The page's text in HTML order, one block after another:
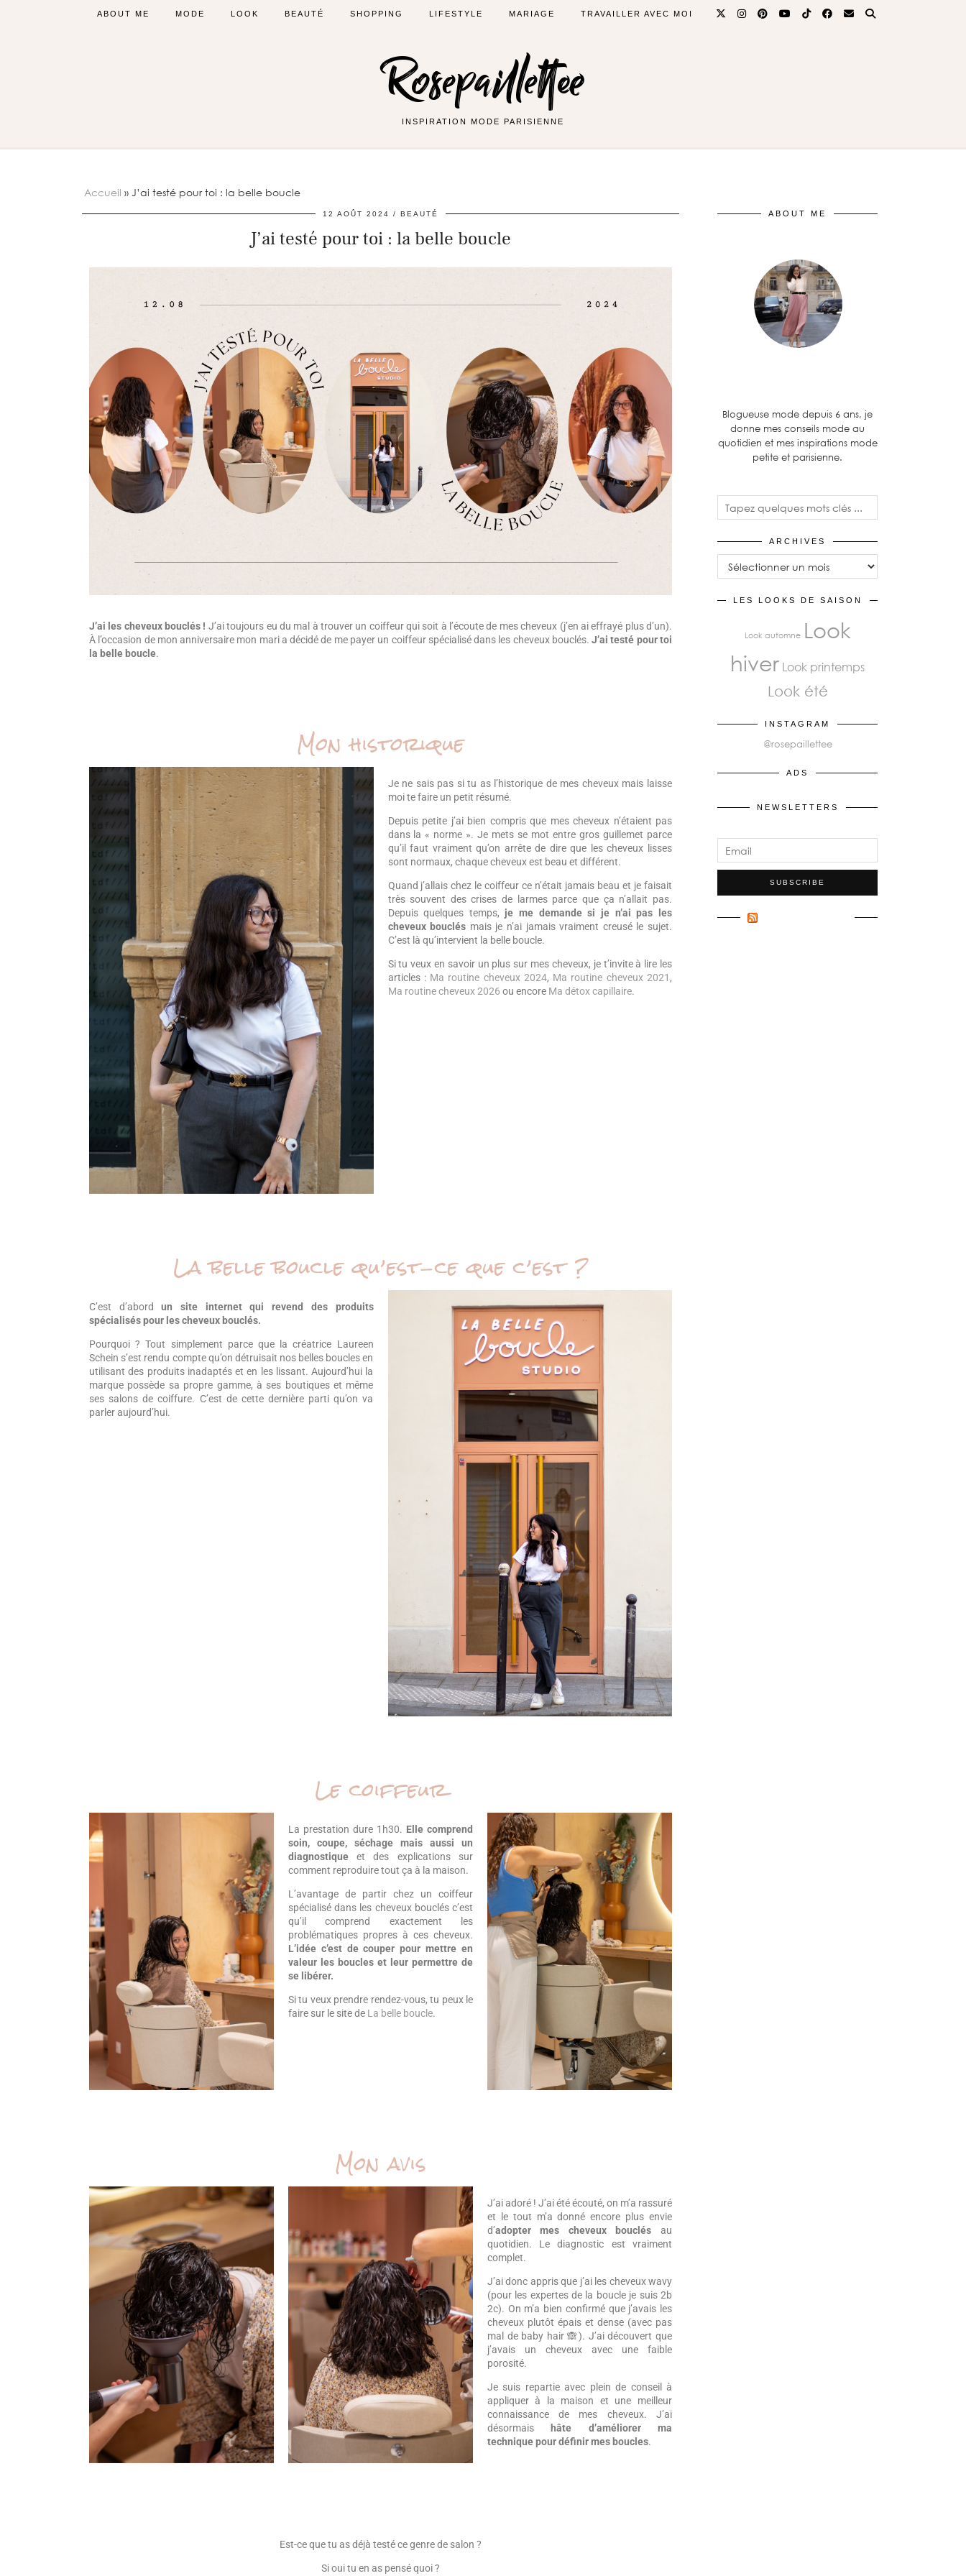
Rosepaillettee
INSPIRATION MODE PARISIENNE
ABOUT ME MODE LOOK BEAUTÉ SHOPPING LIFESTYLE MARIAGE TRAVAILLER AVEC MOI
Accueil » J’ai testé pour toi : la belle boucle
12 AOÛT 2024 BEAUTÉ
J’ai testé pour toi : la belle boucle
J’ai les cheveux bouclés ! J’ai toujours eu du mal à trouver un coiffeur qui soit à l’écoute de mes cheveux (j’en ai effrayé plus d’un).
À l’occasion de mon anniversaire mon mari a décidé de me payer un coiffeur spécialisé dans les cheveux bouclés.J’ai testé pour toi
la belle boucle.
Mon historique
Je ne sais pas si tu as l’historique de mes cheveux mais laisse
moi te faire un petit résumé.
Depuis petite j’ai bien compris que mes cheveux n’étaient pas
dans la « norme ». Je mets se mot entre gros guillemet parce
qu’il faut vraiment qu’on arrête de dire que les cheveux lisses
sont normaux, chaque cheveux est beau et différent.
Quand j’allais chez le coiffeur ce n’était jamais beau et je faisait
très souvent des crises de larmes parce que ça n’allait pas.
Depuis quelques temps, je me demande si je n’ai pas les
cheveux bouclés mais je n’ai jamais vraiment creusé le sujet.
C’est là qu’intervient la belle boucle.
Si tu veux en savoir un plus sur mes cheveux, je t’invite à lire les
articles : Ma routine cheveux 2024, Ma routine cheveux 2021 ,
Ma routine cheveux 2026 ou encore Ma détox capillaire.
La belle boucle qu’est-ce que c’est ?
C’est d’abordun site internet qui revend des produits
spécialisés pour les cheveux bouclés.
Pourquoi ? Tout simplement parce que la créatrice Laureen
Schein s’est rendu compte qu’on détruisait nos belles boucles en
utilisant des produits inadaptés et en les lissant. Aujourd’hui la
marque possède sa propre gamme, à ses boutiques et même
ses salons de coiffure. C’est de cette dernière parti qu’on va
parler aujourd’hui.
Le coiffeur
La prestation dure 1h30. Elle comprend
soin, coupe, séchage mais aussi un
diagnostiqueet des explications sur
comment reproduire tout ça à la maison.
L’avantage de partir chez un coiffeur
spécialisé dans les cheveux bouclés c’est
qu’il comprend exactement les
problématiques propres à ces cheveux.
L’idée c’est de couper pour mettre en
valeur les boucles et leur permettre de
se libérer.
Si tu veux prendre rendez-vous, tu peux le
faire sur le site de La belle boucle.
Mon avis
J’ai adoré ! J’ai été écouté, on m’a rassuré
et le tout m’a donné encore plus envie
d’adopter mes cheveux bouclés au
quotidien. Le diagnostic est vraiment
complet.
J’ai donc appris que j’ai les cheveux wavy
(pour les expertes de la boucle je suis 2b
2c). On m’a bien confirmé que j’avais les
cheveux plutôt épais et dense (avec pas
mal de baby hair 🙈). J’ai découvert que
j’avais un cheveux avec une faible
porosité.
Je suis repartie avec plein de conseil à
appliquer à la maison et une meilleur
connaissance de mes cheveux. J’ai
désormaishâte d’améliorer ma
technique pour définir mes boucles.
Est-ce que tu as déjà testé ce genre de salon ?
Si oui tu en as pensé quoi ?
ABOUT ME
Blogueuse mode depuis 6 ans, je
donne mes conseils mode au
quotidien et mes inspirations mode
petite et parisienne.
ARCHIVES
LES LOOKS DE SAISON
Look automne Look
hiver Look printemps
Look été
INSTAGRAM
@rosepaillettee
ADS
NEWSLETTERS